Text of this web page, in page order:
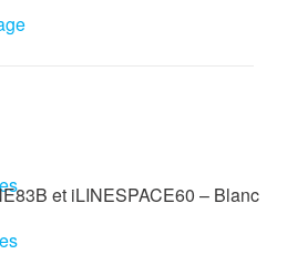
et iLINESPACE60 – Blanc